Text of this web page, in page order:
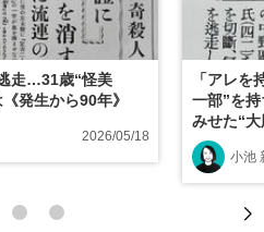
走…31歳“怪美
発生から90年》
2026/05/18
「アレを
一部”を
みせた“
小池